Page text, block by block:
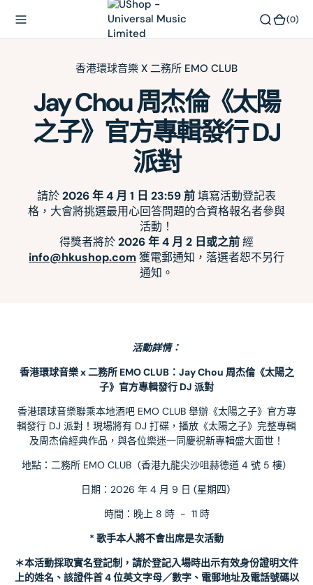
(0)
香港環球音樂 X 二務所 EMO CLUB
Jay Chou 周杰倫《太陽
之子》官方專輯發行 DJ
派對
請於2026 年 4 月 1 日 23:59 前填寫活動登記表
格，大會將挑選最用心回答問題的合資格報名者參與
活動！
得獎者將於2026 年 4 月 2 日或之前經
info@hkushop.com獲電郵通知，落選者恕不另行
通知。
活動詳情：
香港環球音樂 x 二務所 EMO CLUB：Jay Chou 周杰倫《太陽之
子》官方專輯發行 DJ 派對
香港環球音樂聯乘本地酒吧 EMO CLUB 舉辦《太陽之子》官方專
輯發行 DJ 派對！現場將有 DJ 打碟，播放《太陽之子》完整專輯
及周杰倫經典作品，與各位樂迷一同慶祝新專輯盛大面世！
地點：二務所 EMO CLUB（香港九龍尖沙咀赫德道 4 號 5 樓）
日期：2026 年 4 月 9 日 (星期四)
時間：晚上 8 時  -  11 時
* 歌手本人將不會出席是次活動
＊本活動採取實名登記制，請於登記入場時出示有效身份證明文件
上的姓名、該證件首 4 位英文字母／數字、電郵地址及電話號碼以